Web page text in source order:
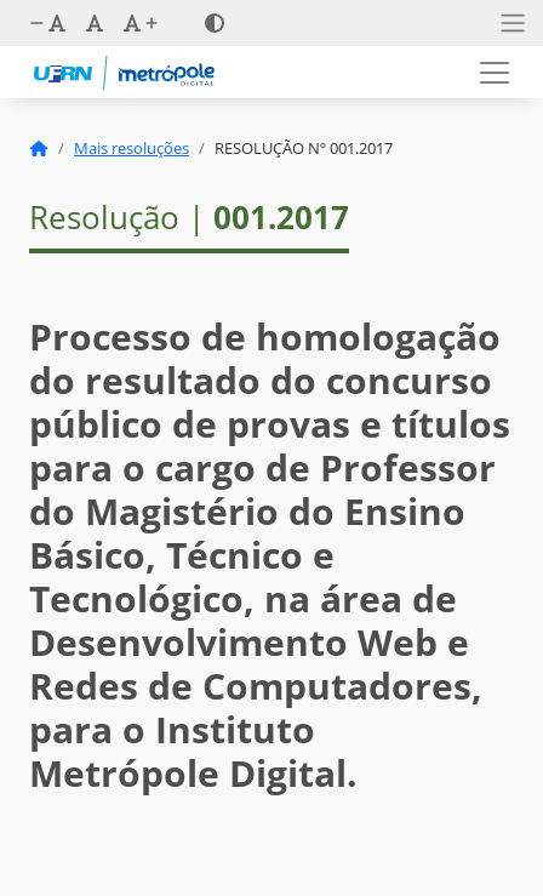
Mais resoluções RESOLUÇÃO Nº 001.2017
Resolução | 001.2017
Processo de homologação
do resultado do concurso
público de provas e títulos
para o cargo de Professor
do Magistério do Ensino
Básico, Técnico e
Tecnológico, na área de
Desenvolvimento Web e
Redes de Computadores,
para o Instituto
Metrópole Digital.